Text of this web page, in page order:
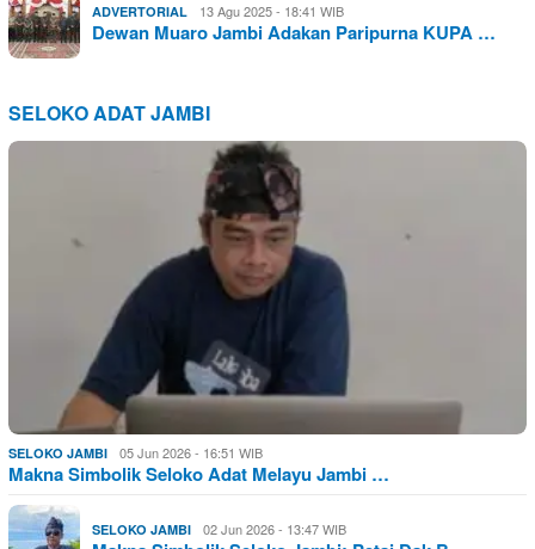
ADVERTORIAL 13 Agu 2025 - 18:41 WIB
Dewan Muaro Jambi Adakan Paripurna KUPA …
SELOKO ADAT JAMBI
SELOKO JAMBI 05 Jun 2026 - 16:51 WIB
Makna Simbolik Seloko Adat Melayu Jambi …
SELOKO JAMBI 02 Jun 2026 - 13:47 WIB